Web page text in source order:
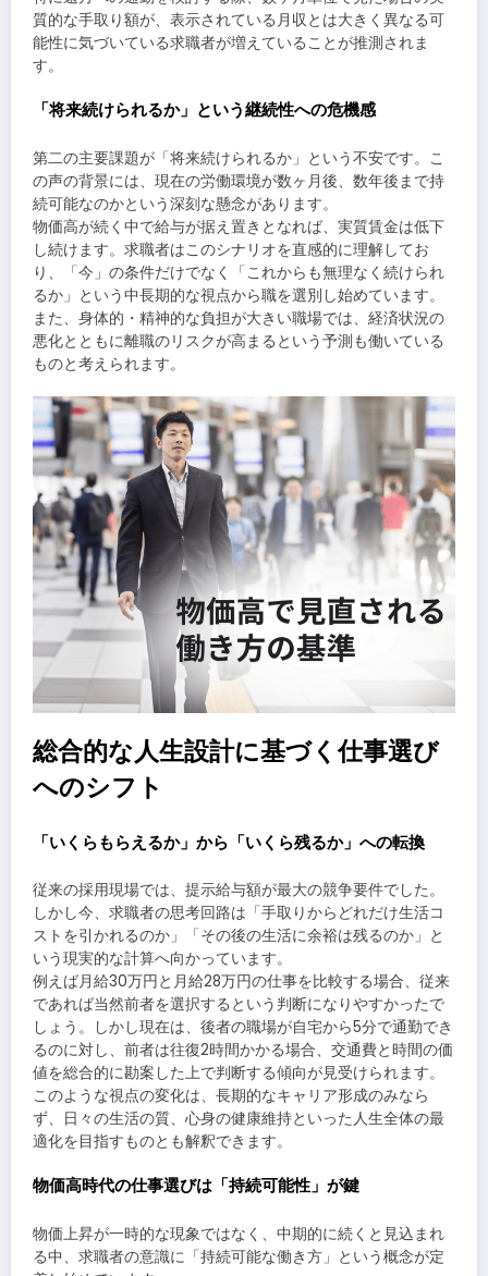
質的な手取り額が、表示されている月収とは大きく異なる可
能性に気づいている求職者が増えていることが推測されま
す。
「将来続けられるか」という継続性への危機感
第二の主要課題が「将来続けられるか」という不安です。こ
の声の背景には、現在の労働環境が数ヶ月後、数年後まで持
続可能なのかという深刻な懸念があります。
物価高が続く中で給与が据え置きとなれば、実質賃金は低下
し続けます。求職者はこのシナリオを直感的に理解してお
り、「今」の条件だけでなく「これからも無理なく続けられ
るか」という中長期的な視点から職を選別し始めています。
また、身体的・精神的な負担が大きい職場では、経済状況の
悪化とともに離職のリスクが高まるという予測も働いている
ものと考えられます。
総合的な人生設計に基づく仕事選び
へのシフト
「いくらもらえるか」から「いくら残るか」への転換
従来の採用現場では、提示給与額が最大の競争要件でした。
しかし今、求職者の思考回路は「手取りからどれだけ生活コ
ストを引かれるのか」「その後の生活に余裕は残るのか」と
いう現実的な計算へ向かっています。
例えば月給30万円と月給28万円の仕事を比較する場合、従来
であれば当然前者を選択するという判断になりやすかったで
しょう。しかし現在は、後者の職場が自宅から5分で通勤でき
るのに対し、前者は往復2時間かかる場合、交通費と時間の価
値を総合的に勘案した上で判断する傾向が見受けられます。
このような視点の変化は、長期的なキャリア形成のみなら
ず、日々の生活の質、心身の健康維持といった人生全体の最
適化を目指すものとも解釈できます。
物価高時代の仕事選びは「持続可能性」が鍵
物価上昇が一時的な現象ではなく、中期的に続くと見込まれ
る中、求職者の意識に「持続可能な働き方」という概念が定